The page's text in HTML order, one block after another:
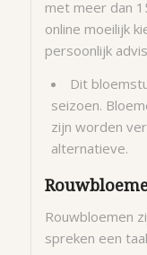
met meer dan
online moeilijk
persoonlijk
Dit
seizoen.
zijn worden
alternatieve.
Rouwbloemen
spreken een